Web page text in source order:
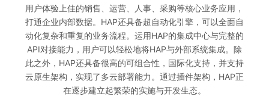
用户体验上佳的销售、运营、人事、采购等核心业务应用，
打通企业内部数据。HAP还具备超自动化引擎，可以全面自
动化复杂和重复的业务流程。运用HAP的集成中心与完整的
API对接能力，用户可以轻松地将HAP与外部系统集成。除
此之外，HAP还具备很高的可组合性，国际化支持，并支持
云原生架构，实现了多云部署能力。通过插件架构，HAP正
在逐步建立起繁荣的实施与开发生态。